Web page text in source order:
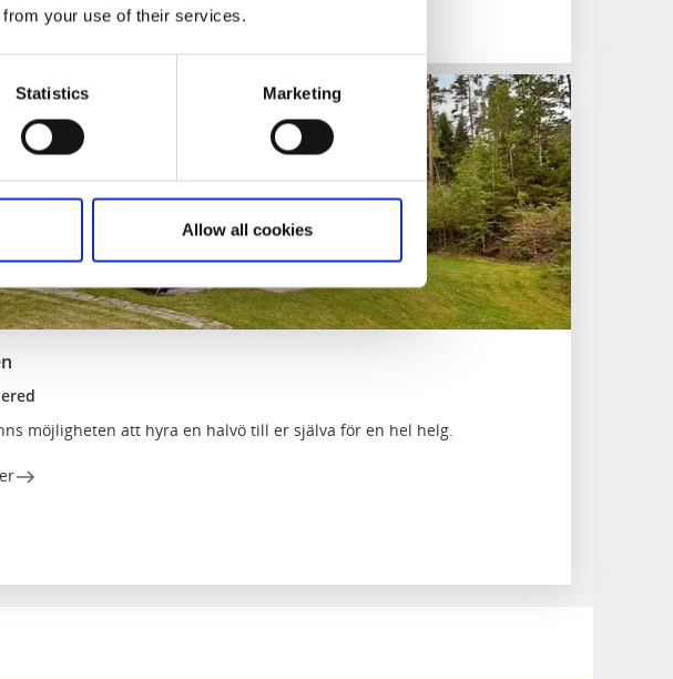
from your use of their services.
Statistics Marketing
Allow all cookies
möjligheten att hyra en halvö till er själva för en hel helg.